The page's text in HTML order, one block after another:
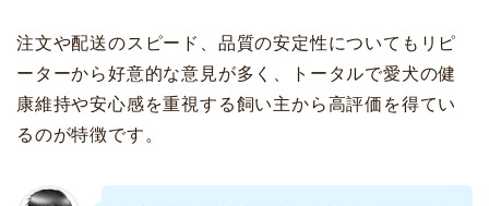
注文や配送のスピード、品質の安定性についてもリピ
ーターから好意的な意見が多く、トータルで愛犬の健
康維持や安心感を重視する飼い主から高評価を得てい
るのが特徴です。